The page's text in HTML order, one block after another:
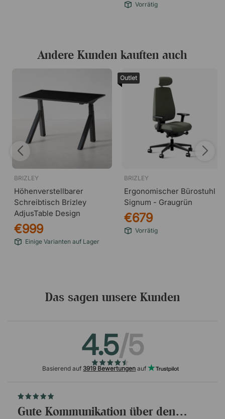
Vorrätig
Andere Kunden kauften auch
BRIZLEY
Höhenverstellbarer
Schreibtisch Brizley
AdjusTable Design
€999
Einige Varianten auf Lager
Outlet
BRIZLEY
Ergonomischer Bürostuhl
Signum - Graugrün
€679
Vorrätig
Das sagen unsere Kunden
4.5/5
Basierend auf 3919 Bewertungen auf
Gute Kommunikation über den…